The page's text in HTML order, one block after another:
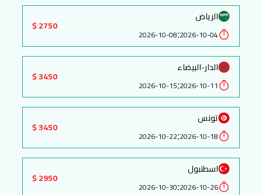
الرياض
2026-10-04
:
2026-10-08
2750 $
الدار-البيضاء
2026-10-11
:
2026-10-15
3450 $
تونس
2026-10-18
:
2026-10-22
3450 $
اسطنبول
2026-10-26
:
2026-10-30
2950 $